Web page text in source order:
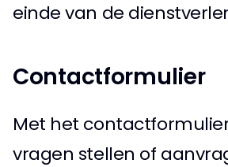
einde van de
Contactformulier
Met het
vragen stellen of